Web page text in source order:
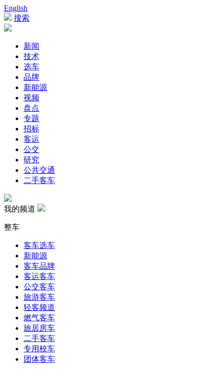
English
搜索
新闻
技术
选车
品牌
新能源
视频
盘点
专题
招标
客运
公交
研究
公共交通
二手客车
我的频道
整车
客车选车
新能源
客车品牌
客运客车
公交客车
旅游客车
轻客频道
燃气客车
旅居房车
二手客车
专用校车
团体客车